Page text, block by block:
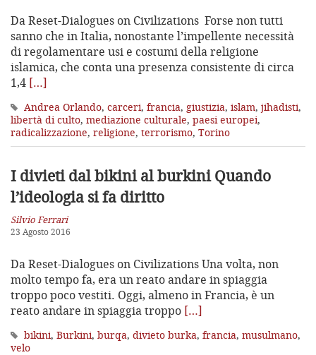
Da Reset-Dialogues on Civilizations Forse non tutti
sanno che in Italia, nonostante l’impellente necessità
di regolamentare usi e costumi della religione
islamica, che conta una presenza consistente di circa
1,4 […]
Andrea Orlando, carceri, francia, giustizia, islam, jihadisti,
libertà di culto, mediazione culturale, paesi europei,
radicalizzazione, religione, terrorismo, Torino
I divieti dal bikini al burkiniQuando
l’ideologia si fa diritto
Silvio Ferrari
23 Agosto 2016
Da Reset-Dialogues on Civilizations Una volta, non
molto tempo fa, era un reato andare in spiaggia
troppo poco vestiti. Oggi, almeno in Francia, è un
reato andare in spiaggia troppo […]
bikini, Burkini, burqa, divieto burka, francia, musulmano,
velo